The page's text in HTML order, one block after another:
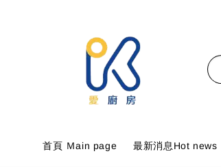
首頁 Ｍain page 最新消息Hot news